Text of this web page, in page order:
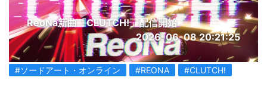
ReoNa新曲「CLUTCH!」配信開始
2026-06-08 20:21:25
#ソードアート・オンライン #REONA #CLUTCH!